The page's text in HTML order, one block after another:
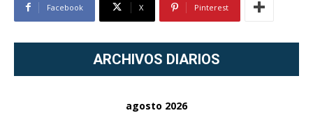
Facebook X Pinterest
ARCHIVOS DIARIOS
agosto 2026